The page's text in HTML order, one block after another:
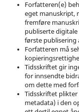
Forfatteren(e)
eget manuskript,
fremføre
publiserte
første publisering
Forfatteren må
Tidsskriftet gir
for innsendte
om dette med
Tidsskriftet
metadata) i den